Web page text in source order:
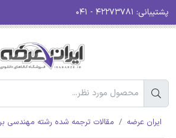
پشتیبانی:
ایران عرضه مقالات ترجمه شده رشته مهندسی